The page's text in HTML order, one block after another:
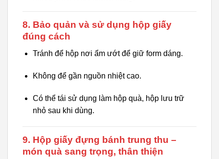
8. Bảo quản và sử dụng hộp giấy
đúng cách
Tránh để hộp nơi ẩm ướt để giữ form dáng.
Không để gần nguồn nhiệt cao.
Có thể tái sử dụng làm hộp quà, hộp lưu trữ
nhỏ sau khi dùng.
9. Hộp giấy đựng bánh trung thu –
món quà sang trọng, thân thiện